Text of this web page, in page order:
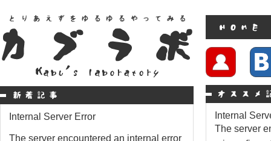
Internal Server Error
The server encountered an internal error
Internal
The server